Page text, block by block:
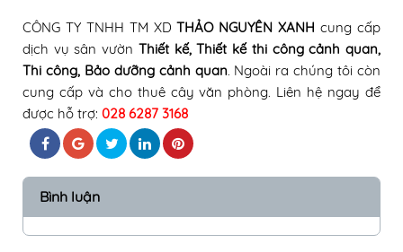
CÔNG TY TNHH TM XDTHẢO NGUYÊN XANH cung cấp
dịch vụ sân vườn Thiết kế, Thiết kế thi công cảnh quan,
Thi công, Bảo dưỡng cảnh quan. Ngoài ra chúng tôi còn
cung cấp và cho thuê cây văn phòng. Liên hệ ngay để
được hỗ trợ: 028 6287 3168
Bình luận